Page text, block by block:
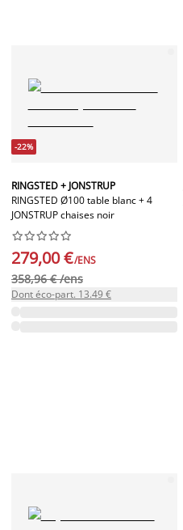
-22%
RINGSTED + JONSTRUP
RINGSTED Ø100 table blanc + 4
JONSTRUP chaises noir






279,00 €/ENS
358,96 € /ens
Dont éco-part. 13.49 €